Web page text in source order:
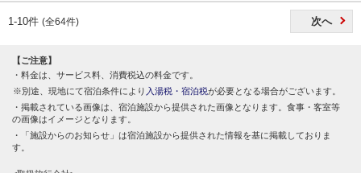
1-10件 (全64件) 次へ
【ご注意】
料金は、サービス料、消費税込の料金です。
別途、現地にて宿泊条件により 入湯税・宿泊税が必要となる場合がございます。
掲載されている画像は、宿泊施設から提供された画像となります。食事・客室等
の画像はイメージとなります。
「施設からのお知らせ」は宿泊施設から提供された情報を基に掲載しておりま
す。